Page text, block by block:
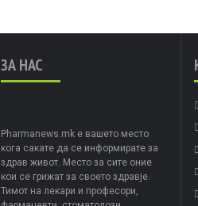
ЗА НАС
Pharmanews.mk е вашето место
кога сакате да се информирате за
здрав живот. Место за сите оние
кои се грижат за своето здравје.
Тимот на лекари и професори,